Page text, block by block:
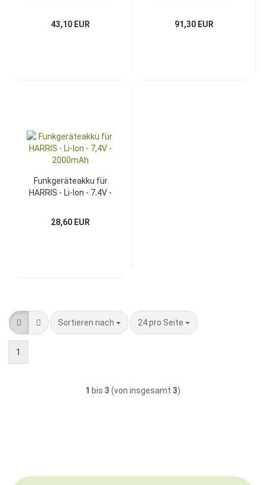
43,10 EUR
91,30 EUR
Funkgeräteakku für
HARRIS - Li-Ion - 7,4V -
28,60 EUR
Sortieren nach
Sortieren nach 24 pro Seite
pro Seite
1
1 bis 3 (von insgesamt 3)